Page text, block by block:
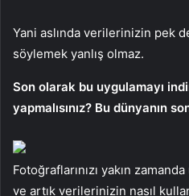
Yani aslında verilerinizin pek
söylemek yanlış olmaz.
Son olarak bu uygulamayı
yapmalısınız? Bu dünyanın
Fotoğraflarınızı yakın
ve artık verilerinizin nasıl